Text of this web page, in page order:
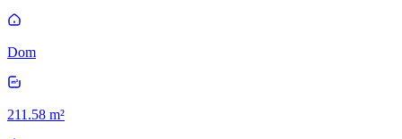
Dom
211.58 m²